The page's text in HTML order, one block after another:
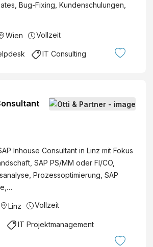
Bug-Fixing, Kundenschulungen,
Wien Vollzeit
IT Consulting
Inhouse Consultant in Linz mit Fokus
SAP PS/MM oder FI/CO,
Prozessoptimierung, SAP
Linz Vollzeit
IT Projektmanagement